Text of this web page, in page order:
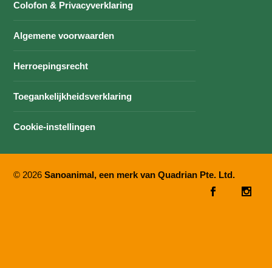
Colofon & Privacyverklaring
Algemene voorwaarden
Herroepingsrecht
Toegankelijkheidsverklaring
Cookie-instellingen
© 2026Sanoanimal, een merk van Quadrian Pte. Ltd.